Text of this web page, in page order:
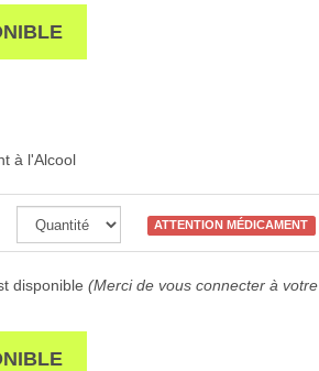
à l'Alcool
ATTENTION MÉDICAMENT
disponible (Merci de vous connecter à votre